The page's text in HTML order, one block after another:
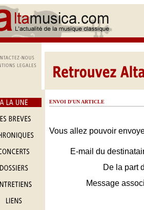
ENVOI D'UN ARTICLE
Vous allez pouvoir
E-mail du
De la part
Message